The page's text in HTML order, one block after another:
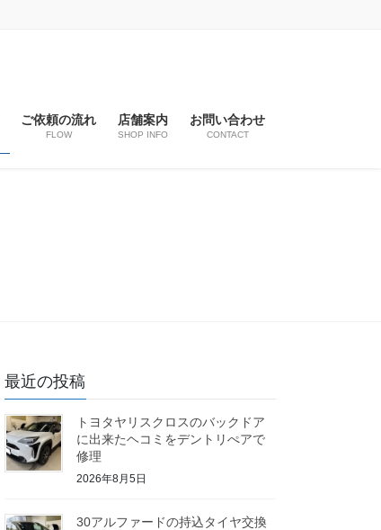
ご依頼の流れ
FLOW
店舗案内
SHOP INFO
お問い合わせ
CONTACT
最近の投稿
トヨタヤリスクロスのバックドア
に出来たヘコミをデントリぺアで
修理
2026年8月5日
30アルファードの持込タイヤ交換